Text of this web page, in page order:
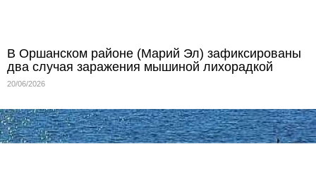
В Оршанском районе (Марий Эл) зафиксированы
два случая заражения мышиной лихорадкой
20/06/2026